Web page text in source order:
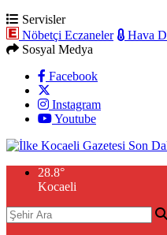
Servisler
Nöbetçi Eczaneler
Hava
Sosyal Medya
Facebook
Instagram
Youtube
28.8°
Kocaeli